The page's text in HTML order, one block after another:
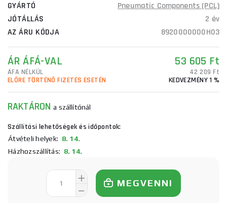
GYÁRTÓ
Pneumatic Components (PCL)
JÓTÁLLÁS
2 év
AZ ÁRU KÓDJA
8920000000H03
ÁR ÁFÁ-VAL 53 605 Ft
ÁFA NÉLKÜL
42 209 Ft
ELŐRE TÖRTÉNŐ FIZETÉS ESETÉN
KEDVEZMÉNY 1 %
RAKTÁRONa szállítónál
Szállítási lehetőségek és időpontok:
Átvételi helyek: 8. 14.
Házhozszállítás: 8. 14.
MEGVENNI